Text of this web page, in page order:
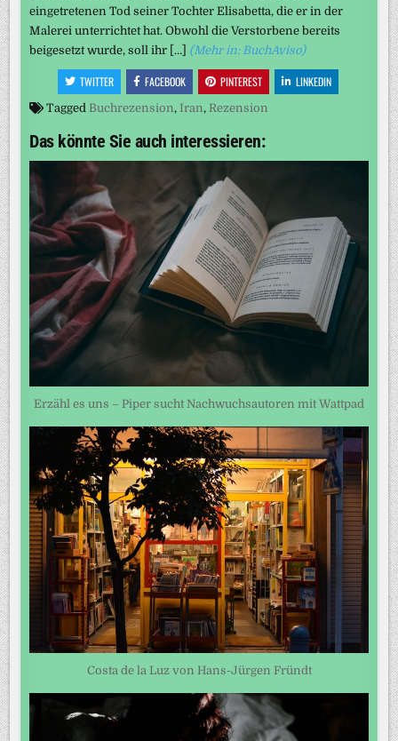
eingetretenen Tod seiner Tochter Elisabetta, die er in der
Malerei unterrichtet hat. Obwohl die Verstorbene bereits
beigesetzt wurde, soll ihr […] (Mehr in: BuchAviso)
TWITTER FACEBOOK PINTEREST LINKEDIN
Tagged Buchrezension, Iran, Rezension
Das könnte Sie auch interessieren:
Erzähl es uns – Piper sucht Nachwuchsautoren mit Wattpad
Costa de la Luz von Hans-Jürgen Fründt